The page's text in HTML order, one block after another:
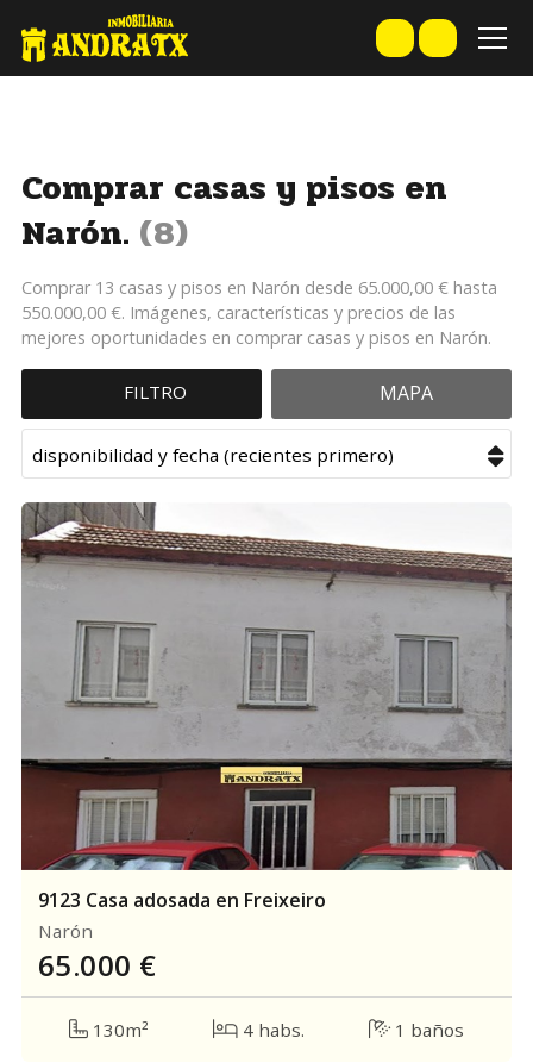
Comprar casas y pisos en
Narón. 8
Comprar 13 casas y pisos en Narón desde 65.000,00 € hasta
550.000,00 €. Imágenes, características y precios de las
mejores oportunidades en comprar casas y pisos en Narón.
FILTRO MAPA
9123 Casa adosada en Freixeiro
65.000 €
130m² 4 habs. 1 baños
Narón